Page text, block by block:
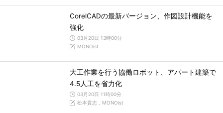
CorelCADの最新バージョン、作図設計機能を
強化
03月20日 13時00分
MONOist
大工作業を行う協働ロボット、アパート建築で
4.5人工を省力化
03月20日 11時00分
松本貴志，MONOist